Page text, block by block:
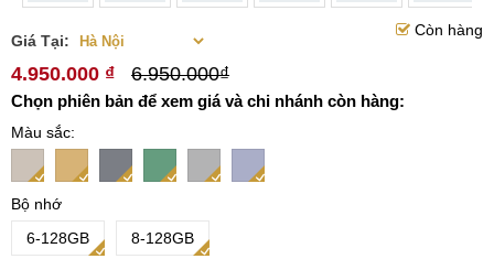
Giá Tại:
4.950.000 ₫ 6.950.000₫
Còn hàng
Chọn phiên bản để xem giá và chi nhánh còn hàng:
Màu sắc
Bộ nhớ
6-128GB
8-128GB